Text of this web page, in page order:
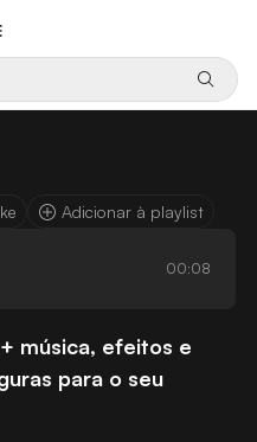
Adicionar à playlist
00:08
música, efeitos e
para o seu